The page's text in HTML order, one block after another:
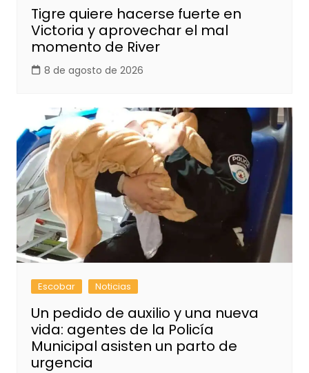
Tigre quiere hacerse fuerte en
Victoria y aprovechar el mal
momento de River
8 de agosto de 2026
Escobar Noticias
Un pedido de auxilio y una nueva
vida: agentes de la Policía
Municipal asisten un parto de
urgencia